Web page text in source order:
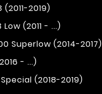
2019)
(2011 - ...)
Superlow (2014-2017)
- ...)
(2018-2019)